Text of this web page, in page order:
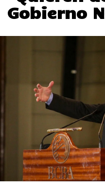
Gobierno